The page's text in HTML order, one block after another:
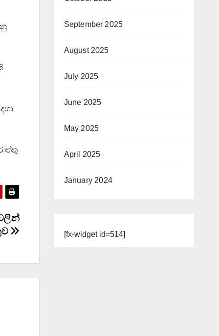
September 2025
August 2025
July 2025
June 2025
May 2025
April 2025
January 2024
[fx-widget id=514]